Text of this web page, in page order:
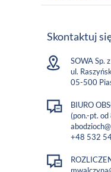
Skontaktuj
SOWA Sp.
ul.
05-500
BIURO
(pon.-pt.
+48 532